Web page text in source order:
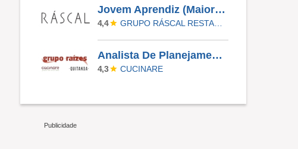
Jovem Aprendiz (Maiores De 18) - Ráscal Shop. Villa Lobos
4,4
Analista De Planejamento De Cardápios Sr
4,3 CUCINARE